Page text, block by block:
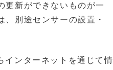
更新ができないものが一
別途センサーの設置・
インターネットを通じて情